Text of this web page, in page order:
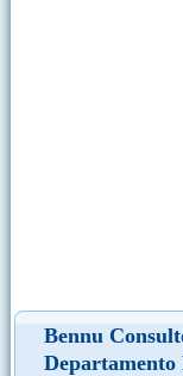
Bennu
Departamento